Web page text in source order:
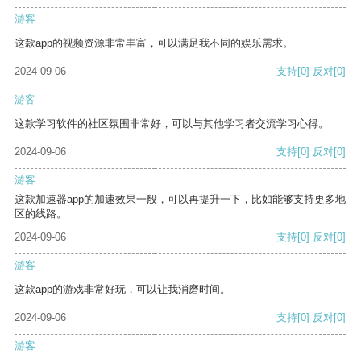
游客
这款app的视频资源非常丰富，可以满足我不同的娱乐需求。
2024-09-06 支持[0] 反对[0]
游客
这款学习软件的社区氛围非常好，可以与其他学习者交流学习心得。
2024-09-06 支持[0] 反对[0]
游客
这款加速器app的加速效果一般，可以再提升一下，比如能够支持更多地
区的线路。
2024-09-06
支持[0] 反对[0]
游客
这款app的游戏非常好玩，可以让我消磨时间。
2024-09-06 支持[0] 反对[0]
游客